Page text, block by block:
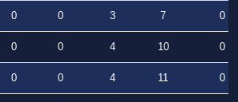
0 0 3 7
0
0 0 4 10
0
0 0 4 11
0